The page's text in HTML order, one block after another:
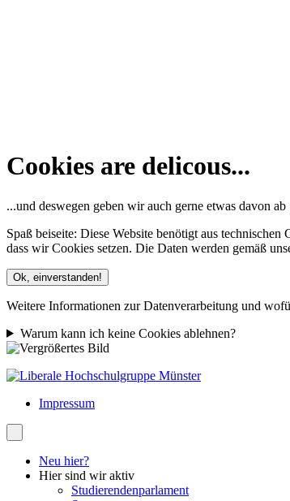
Cookies are delicous...
...und deswegen geben wir auch gerne etwas davon ab
Spaß beiseite: Diese Website benötigt aus
dass wir Cookies setzen. Die Daten werden gemäß
Ok, einverstanden!
Weitere Informationen zur Datenverarbeitung und
Warum kann ich keine Cookies ablehnen?
Impressum
Neu hier?
Hier sind wir aktiv
Studierendenparlament